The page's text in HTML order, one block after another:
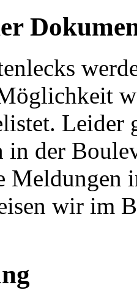
Leider
in der
Meldungen
wir im